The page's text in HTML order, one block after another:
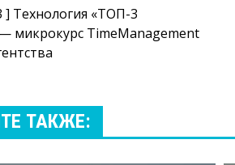
Технология «ТОП-3
микрокурс TimeManagement
ТАКЖЕ: